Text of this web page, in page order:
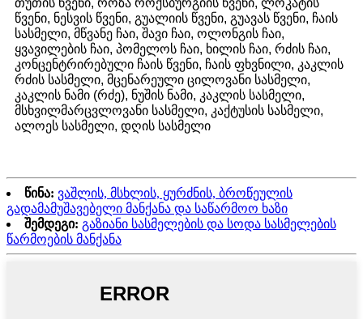
თუთის წვენი, როზა როქსბურგიის წვენი, ლოკატის
წვენი, ნესვის წვენი, გუალიის წვენი, გუავას წვენი, ჩაის
სასმელი, მწვანე ჩაი, შავი ჩაი, ოლონგის ჩაი,
ყვავილების ჩაი, პომელოს ჩაი, ხილის ჩაი, რძის ჩაი,
კონცენტრირებული ჩაის წვენი, ჩაის ფხვნილი, კაკლის
რძის სასმელი, მცენარეული ცილოვანი სასმელი,
კაკლის ნამი (რძე), ნუშის ნამი, კაკლის სასმელი,
მსხვილმარცვლოვანი სასმელი, კაქტუსის სასმელი,
ალოეს სასმელი, დღის სასმელი
წინა: ვაშლის, მსხლის, ყურძნის, ბროწეულის
გადამამუშავებელი მანქანა და საწარმოო ხაზი
შემდეგი: გაზიანი სასმელების და სოდა სასმელების
წარმოების მანქანა